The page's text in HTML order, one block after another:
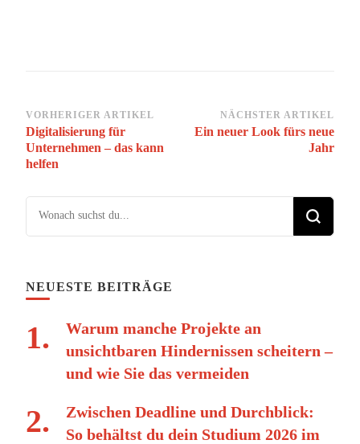
Beitragsnavigation
VORHERIGER ARTIKEL
Digitalisierung für
Unternehmen – das kann
helfen
NÄCHSTER ARTIKEL
Ein neuer Look fürs neue
Jahr
Suchst du nach etwas?
NEUESTE BEITRÄGE
Warum manche Projekte an
unsichtbaren Hindernissen scheitern –
und wie Sie das vermeiden
Zwischen Deadline und Durchblick:
So behältst du dein Studium 2026 im